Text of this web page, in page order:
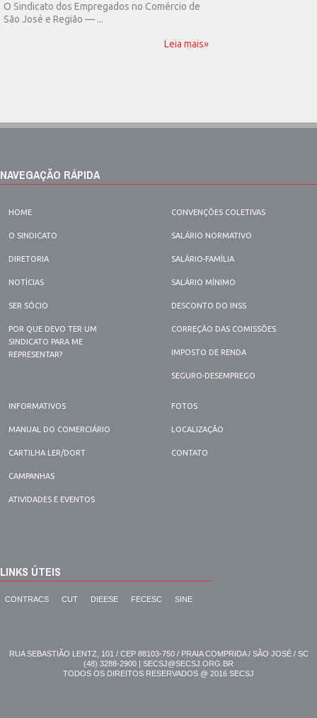
O Sindicato dos Empregados no Comércio de
São José e Região — ...
Leia mais»
NAVEGAÇÃO RÁPIDA
HOME
O SINDICATO
DIRETORIA
NOTÍCIAS
SER SÓCIO
POR QUE DEVO TER UM
SINDICATO PARA ME
REPRESENTAR?
CONVENÇÕES COLETIVAS
SALÁRIO NORMATIVO
SALÁRIO-FAMÍLIA
SALÁRIO MÍNIMO
DESCONTO DO INSS
CORREÇÃO DAS COMISSÕES
IMPOSTO DE RENDA
SEGURO-DESEMPREGO
INFORMATIVOS
MANUAL DO COMERCIÁRIO
CARTILHA LER/DORT
CAMPANHAS
ATIVIDADES E EVENTOS
FOTOS
LOCALIZAÇÃO
CONTATO
LINKS ÚTEIS
CONTRACS CUT DIEESE FECESC SINE
RUA SEBASTIÃO LENTZ, 101 / CEP 88103-750 / PRAIA COMPRIDA / SÃO JOSÉ / SC
(48) 3288-2900 | SECSJ@SECSJ.ORG.BR
TODOS OS DIREITOS RESERVADOS @ 2016 SECSJ